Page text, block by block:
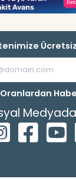
Oranlardan
Medyada